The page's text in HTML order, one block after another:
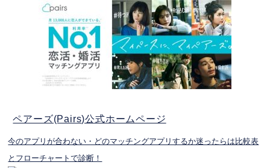
ペアーズ(Pairs)公式ホームページ
今のアプリが合わない・どのマッチングアプリするか迷ったらは比較表
とフローチャートで診断！